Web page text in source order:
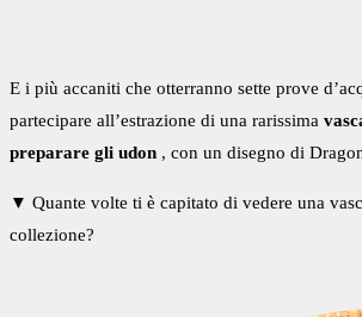
E i più accaniti che otterranno sette prove
partecipare all’estrazione di una rarissima
preparare gli udon , con un disegno di
▼ Quante volte ti è capitato di vedere una
collezione?